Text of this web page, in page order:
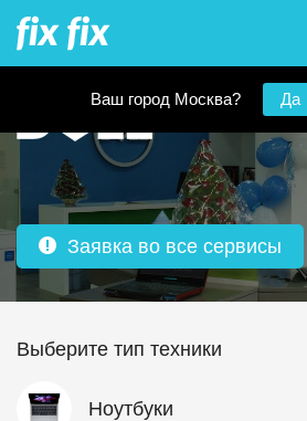
Ваш город Москва? Да
Заявка во все сервисы
Выберите тип техники
Ноутбуки